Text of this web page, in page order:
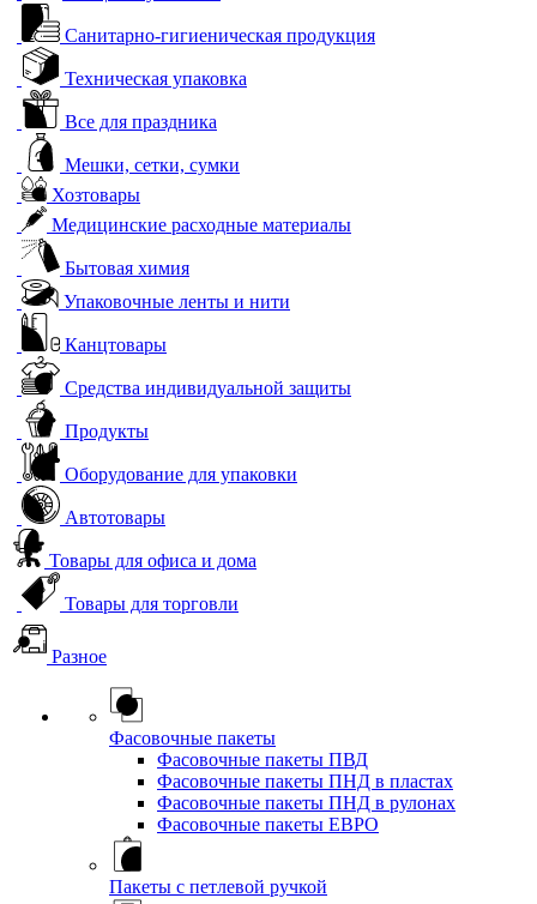
Санитарно-гигиеническая продукция
Техническая упаковка
Все для праздника
Мешки, сетки, сумки
Хозтовары
Медицинские расходные материалы
Бытовая химия
Упаковочные ленты и нити
Канцтовары
Средства индивидуальной защиты
Продукты
Оборудование для упаковки
Автотовары
Товары для офиса и дома
Товары для торговли
Разное
Фасовочные пакеты
Фасовочные пакеты ПВД
Фасовочные пакеты ПНД в пластах
Фасовочные пакеты ПНД в рулонах
Фасовочные пакеты ЕВРО
Пакеты с петлевой ручкой